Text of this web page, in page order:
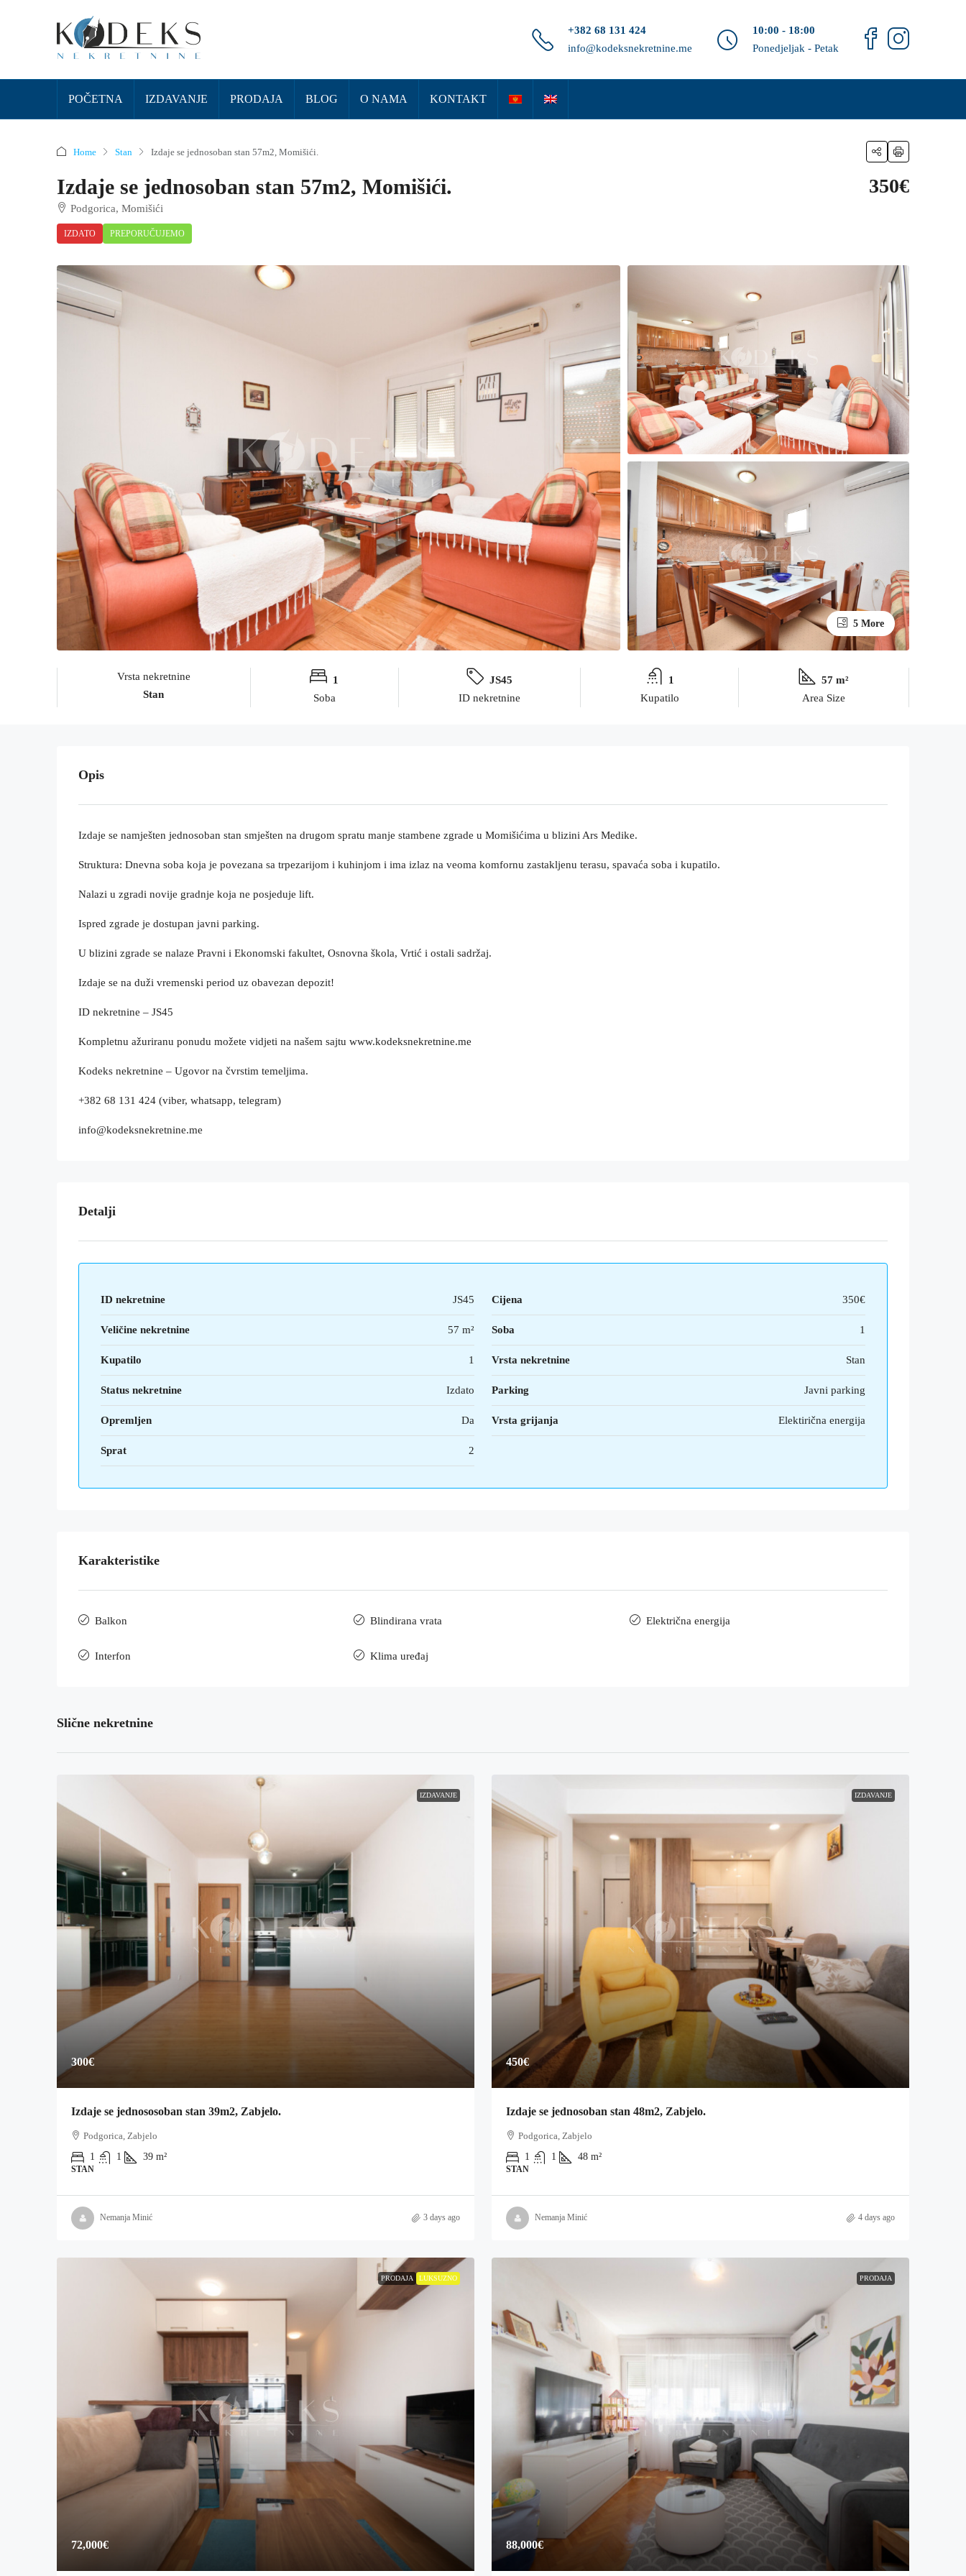
+382 68 131 424
info@kodeksnekretnine.me
10:00 - 18:00
Ponedjeljak - Petak
POČETNA IZDAVANJE PRODAJA BLOG O NAMA KONTAKT
Home Stan Izdaje se jednosoban stan 57m2, Momišići.
Izdaje se jednosoban stan 57m2, Momišići.
Podgorica, Momišići
IZDATO PREPORUČUJEMO
350€
5 More
Vrsta nekretnine
Stan
1
Soba
JS45
ID nekretnine
1
Kupatilo
57 m²
Area Size
Opis
Izdaje se namješten jednosoban stan smješten na drugom spratu manje stambene zgrade u Momišićima u blizini Ars Medike.
Struktura: Dnevna soba koja je povezana sa trpezarijom i kuhinjom i ima izlaz na veoma komfornu zastakljenu terasu, spavaća soba i kupatilo.
Nalazi u zgradi novije gradnje koja ne posjeduje lift.
Ispred zgrade je dostupan javni parking.
U blizini zgrade se nalaze Pravni i Ekonomski fakultet, Osnovna škola, Vrtić i ostali sadržaj.
Izdaje se na duži vremenski period uz obavezan depozit!
ID nekretnine – JS45
Kompletnu ažuriranu ponudu možete vidjeti na našem sajtu www.kodeksnekretnine.me
Kodeks nekretnine – Ugovor na čvrstim temeljima.
+382 68 131 424 (viber, whatsapp, telegram)
info@kodeksnekretnine.me
Detalji
ID nekretnine JS45 Cijena 350€
Veličine nekretnine 57 m² Soba 1
Kupatilo 1 Vrsta nekretnine Stan
Status nekretnine Izdato Parking Javni parking
Opremljen Da Vrsta grijanja Elektirična energija
Sprat 2
Karakteristike
Balkon Blindirana vrata Električna energija
Interfon Klima uređaj
Slične nekretnine
IZDAVANJE
300€
Izdaje se jednososoban stan 39m2, Zabjelo.
Podgorica, Zabjelo
1
1 39 m²
STAN
Nemanja Minić 3 days ago
IZDAVANJE
450€
Izdaje se jednosoban stan 48m2, Zabjelo.
Podgorica, Zabjelo
1
1 48 m²
STAN
Nemanja Minić 4 days ago
PRODAJA LUKSUZNO
72,000€
PRODAJA
88,000€